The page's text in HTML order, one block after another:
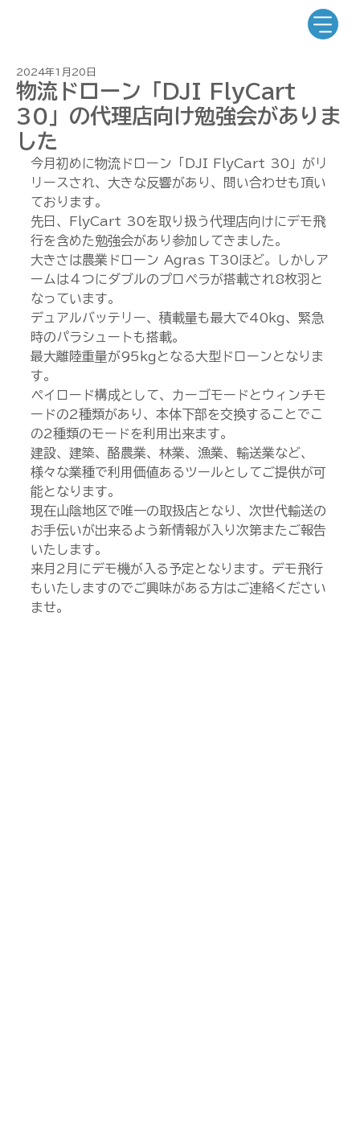
物流ドローン「DJI FlyCart
30」の代理店向け勉強会がありま
した
2024年1月20日
今月初めに物流ドローン「DJI FlyCart 30」がリ
リースされ、大きな反響があり、問い合わせも頂い
ております。
先日、FlyCart 30を取り扱う代理店向けにデモ飛
行を含めた勉強会があり参加してきました。
大きさは農業ドローン Agras T30ほど。しかしア
ームは４つにダブルのプロペラが搭載され8枚羽と
なっています。
デュアルバッテリー、積載量も最大で40kg、緊急
時のパラシュートも搭載。
最大離陸重量が95kgとなる大型ドローンとなりま
す。
ペイロード構成として、カーゴモードとウィンチモ
ードの2種類があり、本体下部を交換することでこ
の2種類のモードを利用出来ます。
建設、建築、酪農業、林業、漁業、輸送業など、
様々な業種で利用価値あるツールとしてご提供が可
能となります。
現在山陰地区で唯一の取扱店となり、次世代輸送の
お手伝いが出来るよう新情報が入り次第またご報告
いたします。
来月2月にデモ機が入る予定となります。デモ飛行
もいたしますのでご興味がある方はご連絡ください
ませ。